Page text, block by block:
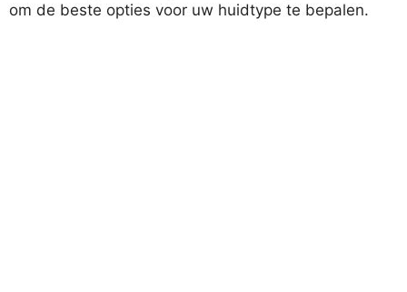
om de beste opties voor uw huidtype te bepalen.